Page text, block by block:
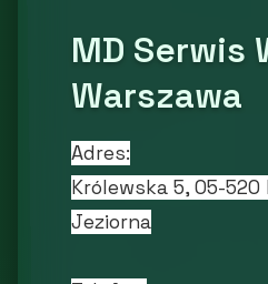
MD Serwis
Warszawa
Adres:
Królewska 5, 05-
Jeziorna